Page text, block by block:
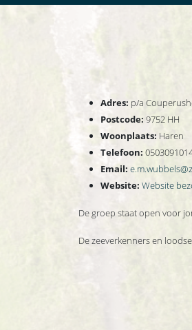
Adres: p/a
Postcode: 9752 HH
Woonplaats: Haren
Telefoon:
Email:
Website: Website
De groep staat open voor
De zeeverkenners en